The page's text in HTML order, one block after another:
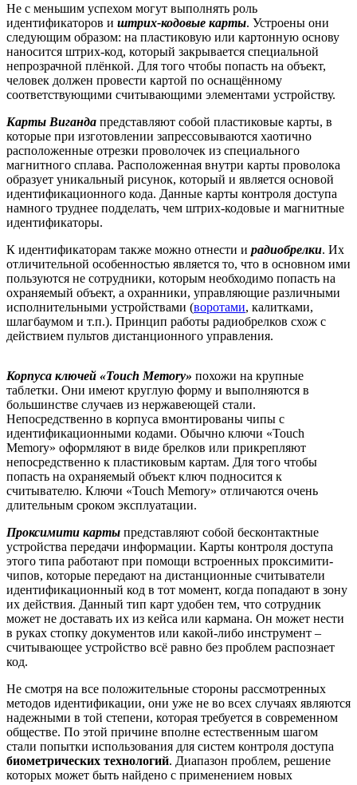
Не с меньшим успехом могут выполнять роль
идентификаторов и штрих-кодовые карты. Устроены они
следующим образом: на пластиковую или картонную основу
наносится штрих-код, который закрывается специальной
непрозрачной плёнкой. Для того чтобы попасть на объект,
человек должен провести картой по оснащённому
соответствующими считывающими элементами устройству.
Карты Виганда представляют собой пластиковые карты, в
которые при изготовлении запрессовываются хаотично
расположенные отрезки проволочек из специального
магнитного сплава. Расположенная внутри карты проволока
образует уникальный рисунок, который и является основой
идентификационного кода. Данные карты контроля доступа
намного труднее подделать, чем штрих-кодовые и магнитные
идентификаторы.
К идентификаторам также можно отнести и радиобрелки. Их
отличительной особенностью является то, что в основном ими
пользуются не сотрудники, которым необходимо попасть на
охраняемый объект, а охранники, управляющие различными
исполнительными устройствами (воротами, калитками,
шлагбаумом и т.п.). Принцип работы радиобрелков схож с
действием пультов дистанционного управления.
Корпуса ключей «Touch Memory» похожи на крупные
таблетки. Они имеют круглую форму и выполняются в
большинстве случаев из нержавеющей стали.
Непосредственно в корпуса вмонтированы чипы с
идентификационными кодами. Обычно ключи «Touch
Memory» оформляют в виде брелков или прикрепляют
непосредственно к пластиковым картам. Для того чтобы
попасть на охраняемый объект ключ подносится к
считывателю. Ключи «Touch Memory» отличаются очень
длительным сроком эксплуатации.
Проксимити карты представляют собой бесконтактные
устройства передачи информации. Карты контроля доступа
этого типа работают при помощи встроенных проксимити-
чипов, которые передают на дистанционные считыватели
идентификационный код в тот момент, когда попадают в зону
их действия. Данный тип карт удобен тем, что сотрудник
может не доставать их из кейса или кармана. Он может нести
в руках стопку документов или какой-либо инструмент –
считывающее устройство всё равно без проблем распознает
код.
Не смотря на все положительные стороны рассмотренных
методов идентификации, они уже не во всех случаях являются
надежными в той степени, которая требуется в современном
обществе. По этой причине вполне естественным шагом
стали попытки использования для систем контроля доступа
биометрических технологий. Диапазон проблем, решение
которых может быть найдено с применением новых